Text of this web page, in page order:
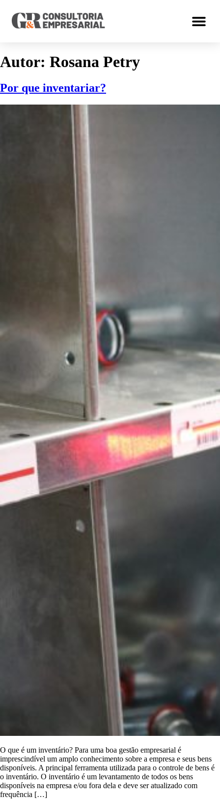
Autor: Rosana Petry
Por que inventariar?
O que é um inventário? Para uma boa gestão empresarial é
imprescindível um amplo conhecimento sobre a empresa e seus bens
disponíveis. A principal ferramenta utilizada para o controle de bens é
o inventário. O inventário é um levantamento de todos os bens
disponíveis na empresa e/ou fora dela e deve ser atualizado com
frequência […]